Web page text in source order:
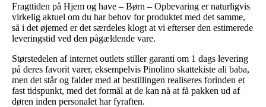
Fragttiden på Hjem og have – Børn – Opbevaring er naturligvis
virkelig aktuel om du har behov for produktet med det samme,
så i det øjemed er det særdeles klogt at vi efterser den estimerede
leveringstid ved den pågældende vare.
Størstedelen af internet outlets stiller garanti om 1 dags levering
på deres favorit varer, eksempelvis Pinolino skattekiste ali baba,
men det står og falder med at bestillingen realiseres forinden et
fast tidspunkt, med det formål at de kan nå at få pakken ud af
døren inden personalet har fyraften.